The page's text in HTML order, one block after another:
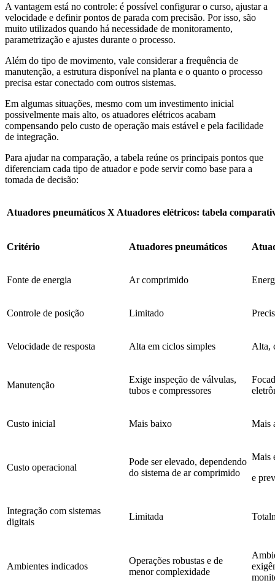
A vantagem está no controle: é possível configurar o curso, ajustar a
velocidade e definir pontos de parada com precisão. Por isso, são
muito utilizados quando há necessidade de monitoramento,
parametrização e ajustes durante o processo.
Além do tipo de movimento, vale considerar a frequência de
manutenção, a estrutura disponível na planta e o quanto o processo
precisa estar conectado com outros sistemas.
Em algumas situações, mesmo com um investimento inicial
possivelmente mais alto, os atuadores elétricos acabam
compensando pelo custo de operação mais estável e pela facilidade
de integração.
Para ajudar na comparação, a tabela reúne os principais pontos que
diferenciam cada tipo de atuador e pode servir como base para a
tomada de decisão:
Atuadores pneumáticos X Atuadores elétricos: tabela
Critério Atuadores pneumáticos
Fonte de energia Ar comprimido
Controle de posição Limitado
Velocidade de resposta Alta em ciclos simples Alta,
Manutenção
Exige inspeção de válvulas,
tubos e compressores
Custo inicial Mais baixo Mais
Custo operacional
Pode ser elevado, dependendo
do sistema de ar comprimido
Mais
e
Integração com sistemas
digitais
Limitada
Ambientes indicados
Operações robustas e de
menor complexidade